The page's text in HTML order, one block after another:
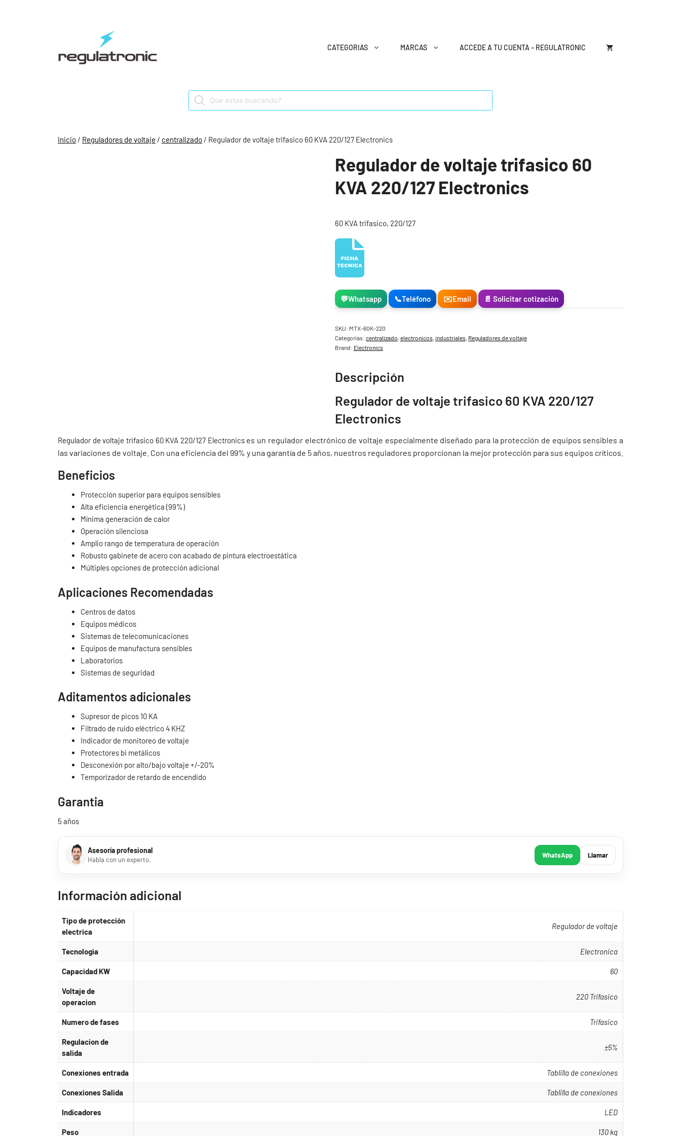
CATEGORIAS MARCAS ACCEDE A TU CUENTA – REGULATRONIC
Products
search
Inicio / Reguladores de voltaje / centralizado / Regulador de voltaje trifasico 60 KVA 220/127 Electronics
Regulador de voltaje trifasico 60
KVA 220/127 Electronics
60 KVA trifasico, 220/127
💬Whatsapp 📞Teléfono ✉️Email 📄 Solicitar cotización
SKU: MTX-60K-220
Categorías: centralizado electronicos industriales Reguladores de voltaje
Brand: Electronics
Descripción
Regulador de voltaje trifasico 60 KVA 220/127
Electronics
Regulador de voltaje trifasico 60 KVA 220/127 Electronics es un regulador electrónico de voltaje especialmente diseñado para la protección de equipos sensibles a
las variaciones de voltaje. Con una eficiencia del 99% y una garantía de 5 años, nuestros reguladores proporcionan la mejor protección para sus equipos críticos.
Beneficios
Protección superior para equipos sensibles
Alta eficiencia energética (99%)
Mínima generación de calor
Operación silenciosa
Amplio rango de temperatura de operación
Robusto gabinete de acero con acabado de pintura electroestática
Múltiples opciones de protección adicional
Aplicaciones Recomendadas
Centros de datos
Equipos médicos
Sistemas de telecomunicaciones
Equipos de manufactura sensibles
Laboratorios
Sistemas de seguridad
Aditamentos adicionales
Supresor de picos 10 KA
Filtrado de ruido eléctrico 4 KHZ
Indicador de monitoreo de voltaje
Protectores bi metálicos
Desconexión por alto/bajo voltaje +/-20%
Temporizador de retardo de encendido
Garantia
5 años
Asesoría profesional
Habla con un experto.
WhatsApp Llamar
Información adicional
Tipo de protección
electrica
Regulador de voltaje
Tecnologia Electronica
Capacidad KW 60
Voltaje de
operacion
220 Trifasico
Numero de fases Trifasico
Regulacion de
salida
±5%
Conexiones entrada Tablilla de conexiones
Conexiones Salida Tablilla de conexiones
Indicadores LED
Peso 130 kg